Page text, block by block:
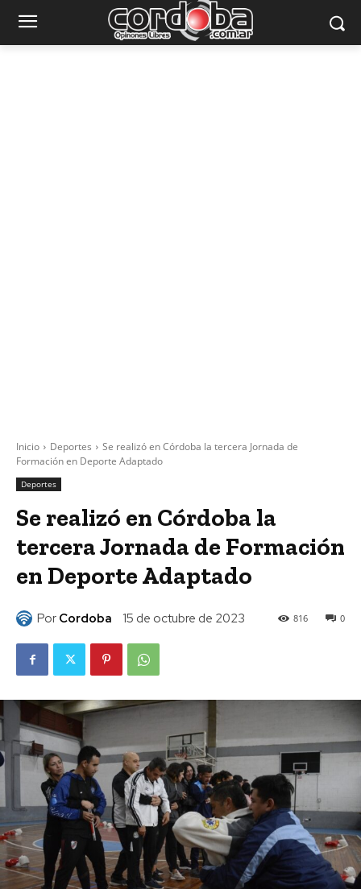
Inicio Deportes
Se realizó en Córdoba la tercera Jornada de
Formación en Deporte Adaptado
Deportes
Se realizó en Córdoba la
tercera Jornada de Formación
en Deporte Adaptado
Por Cordoba 15 de octubre de 2023 0
816